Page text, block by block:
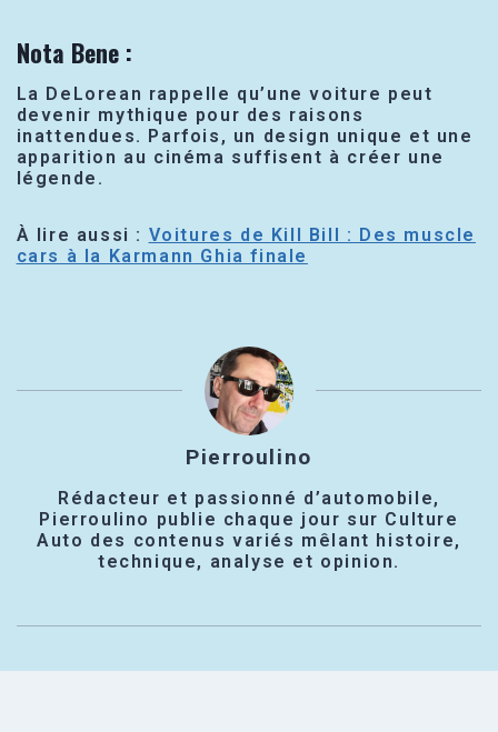
Nota Bene :
La DeLorean rappelle qu’une voiture peut
devenir mythique pour des raisons
inattendues. Parfois, un design unique et une
apparition au cinéma suffisent à créer une
légende.
À lire aussi : Voitures de Kill Bill : Des muscle
cars à la Karmann Ghia finale
Pierroulino
Rédacteur et passionné d’automobile,
Pierroulino publie chaque jour sur Culture
Auto des contenus variés mêlant histoire,
technique, analyse et opinion.